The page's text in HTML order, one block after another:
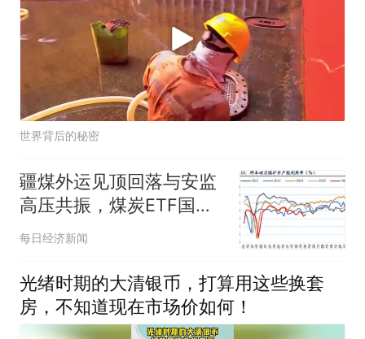
世界背后的秘密
疆煤外运见顶回落与安监
高压共振，煤炭ETF国泰
（515220）领涨超3%
每日经济新闻
光绪时期的大清银币，打算用这些换套
房，不知道现在市场价如何！